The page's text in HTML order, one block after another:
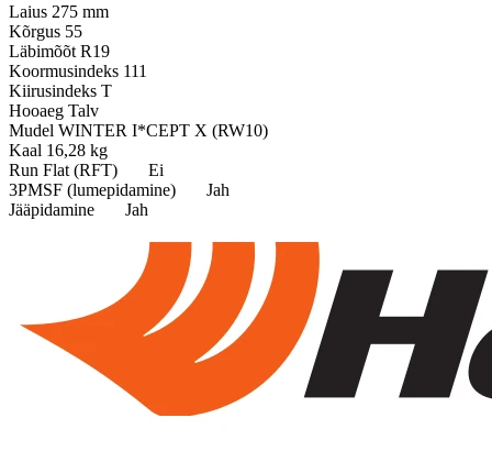
Laius 275 mm
Kõrgus 55
Läbimõõt R19
Koormusindeks 111
Kiirusindeks T
Hooaeg Talv
Mudel WINTER I*CEPT X (RW10)
Kaal 16,28 kg
Run Flat (RFT)
Ei
3PMSF (lumepidamine)
Jah
Jääpidamine
Jah